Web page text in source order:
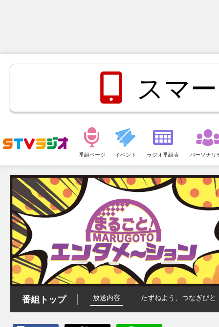
スマ
ュ
ー
番組ページ イベント ラジオ番組表 パーソナリ
番組トップ 放送内容 たずねよう、つなぎびと